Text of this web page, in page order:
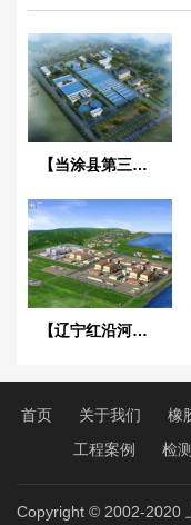
【当涂县第三污水处理厂】橡胶接头合同
【辽宁红沿河核电站】可曲挠橡胶接头
首页 关于我们 橡
工程案例
检
Copyright © 2002-2020